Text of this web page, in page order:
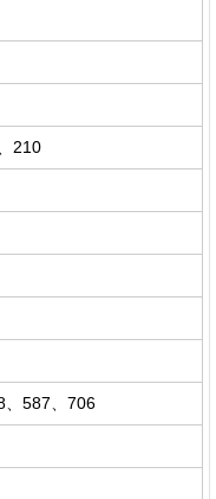
210
、587、706